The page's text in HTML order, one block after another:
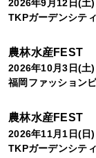
2026年9月12日(土)
TKPガーデンシテ
農林水産FEST
2026年10月3日(土)
福岡ファッション
農林水産FEST
2026年11月1日(日)
TKPガーデンシテ